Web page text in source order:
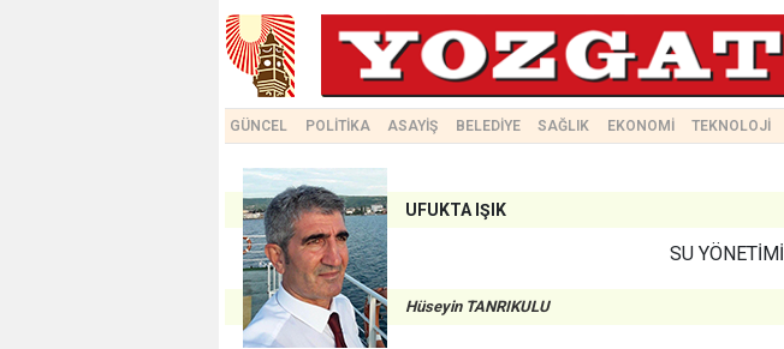
GÜNCEL POLİTİKA ASAYİŞ BELEDİYE SAĞLIK EKONOMİ TEKNOLOJİ
UFUKTA IŞIK
SU YÖNETİMİ
Hüseyin TANRIKULU